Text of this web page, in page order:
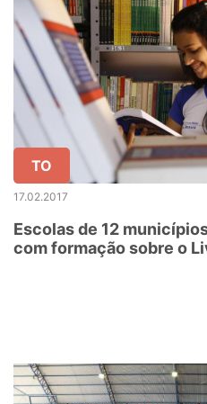
TO
17.02.2017
Escolas de 12
com formação sobre o